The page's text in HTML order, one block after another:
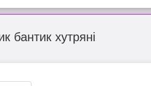
бантик хутряні